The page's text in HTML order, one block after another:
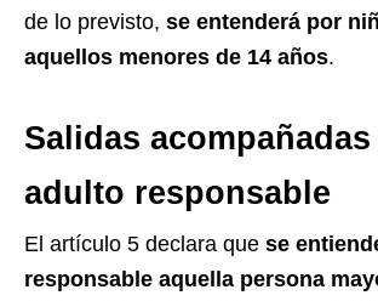
de lo previsto, se entenderá por
aquellos menores de 14 años.
Salidas
adulto responsable
El artículo 5 declara que se
responsable aquella persona